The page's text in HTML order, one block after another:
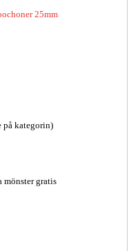
25mm
på kategorin)
mönster gratis